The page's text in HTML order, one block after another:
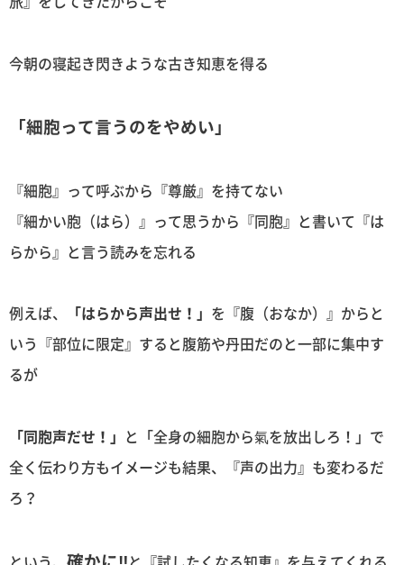
今朝の寝起き閃きような古き知恵を得る
「細胞って言うのをやめい」
『細胞』って呼ぶから『尊厳』を持てない
『細かい胞（はら）』って思うから『同胞』と書いて『は
らから』と言う読みを忘れる
例えば、 「はらから声出せ！」 を『腹（おなか）』からと
いう『部位に限定』すると腹筋や丹田だのと一部に集中す
るが
「同胞声だせ！」 と「全身の細胞から氣を放出しろ！」で
全く伝わり方もイメージも結果、『声の出力』も変わるだ
ろ？